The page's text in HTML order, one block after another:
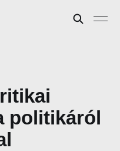
politikáról